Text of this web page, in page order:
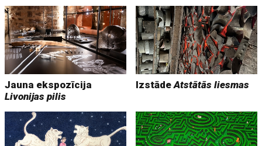
Jauna ekspozīcija
Livonijas pilis
IzstādeAtstātās liesmas